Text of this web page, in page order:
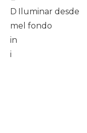
D
m
in
i
Iluminar desde
el fondo